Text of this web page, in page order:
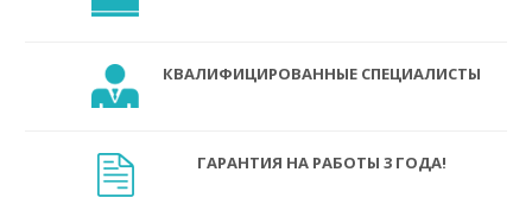
КВАЛИФИЦИРОВАННЫЕ СПЕЦИАЛИСТЫ
ГАРАНТИЯ НА РАБОТЫ 3 ГОДА!